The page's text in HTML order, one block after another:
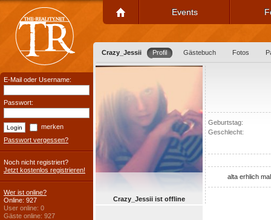
Events
Crazy_Jessii Profil Gästebuch Fotos
Crazy_Jessii ist offline
Geburtstag:
Geschlecht:
alta erhlich
E-Mail oder Username:
Passwort:
merken
Passwort vergessen?
Noch nicht registriert?
Jetzt kostenlos registrieren!
Wer ist online?
Online: 927
User online: 0
Gäste online: 927